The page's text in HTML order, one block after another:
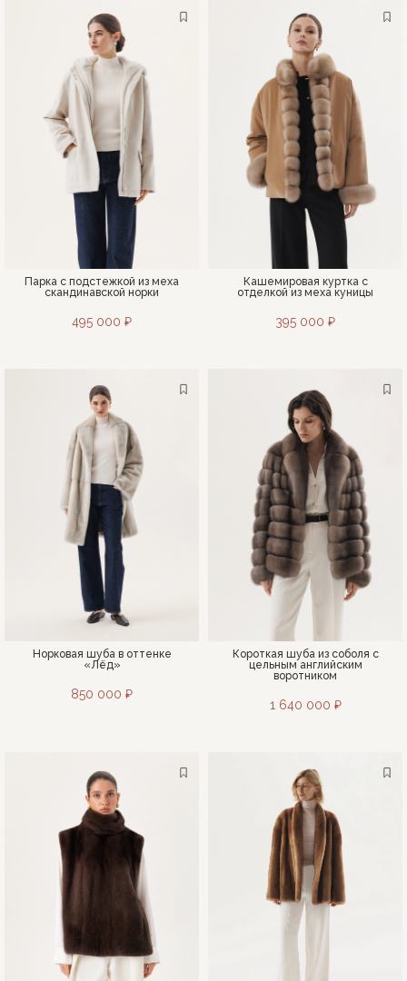
Парка с подстежкой из меха
скандинавской норки
495 000 ₽
Кашемировая куртка с
отделкой из меха куницы
395 000 ₽
Норковая шуба в оттенке
«Лёд»
850 000 ₽
Короткая шуба из соболя с
цельным английским
воротником
1 640 000 ₽